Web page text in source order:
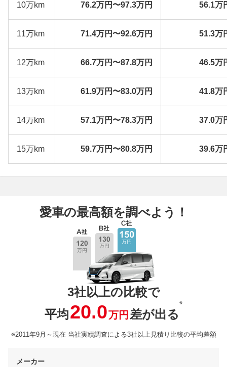
10万km 76.2万円〜97.3万円 56.1万
11万km 71.4万円〜92.6万円 51.3万
12万km 66.7万円〜87.8万円 46.5万
13万km 61.9万円〜83.0万円 41.8万
14万km 57.1万円〜78.3万円 37.0万
15万km 59.7万円〜80.8万円 39.6万
愛車の最高額を調べよう！
3社以上の比較で
平均20.0万円 差が出る
※
※2011年9月～現在 当社実績調査による3社以上見積り比較の平均差額
メーカー